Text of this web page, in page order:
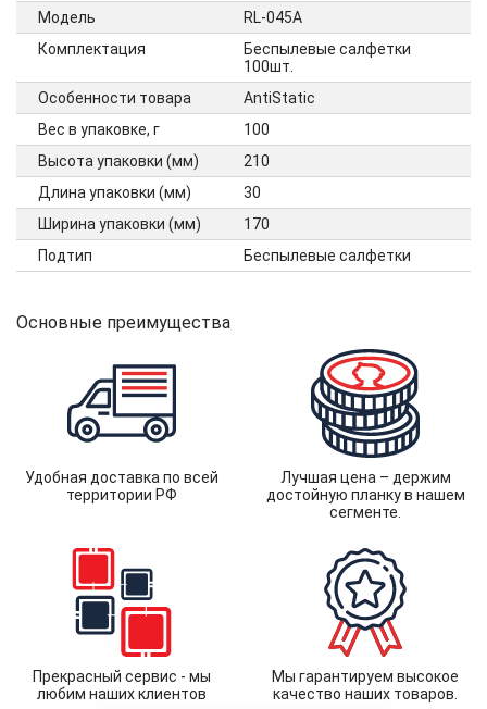
Модель
RL-045A
Комплектация
Беспылевые салфетки
100шт.
Особенности товара
AntiStatic
Вес в упаковке, г
100
Высота упаковки (мм)
210
Длина упаковки (мм)
30
Ширина упаковки (мм)
170
Подтип
Беспылевые салфетки
Основные преимущества
Удобная доставка по всей
территории РФ
Лучшая цена – держим
достойную планку в нашем
сегменте.
Прекрасный сервис - мы
любим наших клиентов
Мы гарантируем высокое
качество наших товаров.